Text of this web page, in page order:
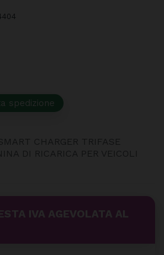
spedizione
IVA AGEVOLATA AL